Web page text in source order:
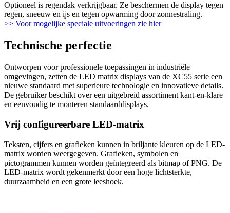
Optioneel is regendak verkrijgbaar. Ze beschermen de display tegen
regen, sneeuw en ijs en tegen opwarming door zonnestraling.
>> Voor mogelijke speciale uitvoeringen zie hier
Technische perfectie
Ontworpen voor professionele toepassingen in industriële
omgevingen, zetten de LED matrix displays van de XC55 serie een
nieuwe standaard met superieure technologie en innovatieve details.
De gebruiker beschikt over een uitgebreid assortiment kant-en-klare
en eenvoudig te monteren standaarddisplays.
Vrij configureerbare LED-matrix
Teksten, cijfers en grafieken kunnen in briljante kleuren op de LED-
matrix worden weergegeven. Grafieken, symbolen en
pictogrammen kunnen worden geïntegreerd als bitmap of PNG. De
LED-matrix wordt gekenmerkt door een hoge lichtsterkte,
duurzaamheid en een grote leeshoek.